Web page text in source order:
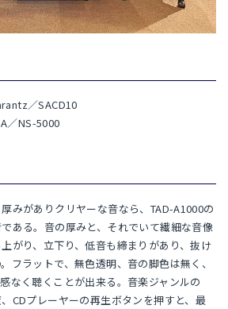
／SACD10
／NS-5000
みがありクリヤーな音なら、TAD-A1000の
ある。音の厚みと、それでいて繊細な音像
がり、立下り、低音も締まりがあり、抜け
フラットで、無色透明、音の脚色は無く、
なく聴くことが出来る。音楽ジャンルの
CDプレーヤーの再生ボタンを押すと、最